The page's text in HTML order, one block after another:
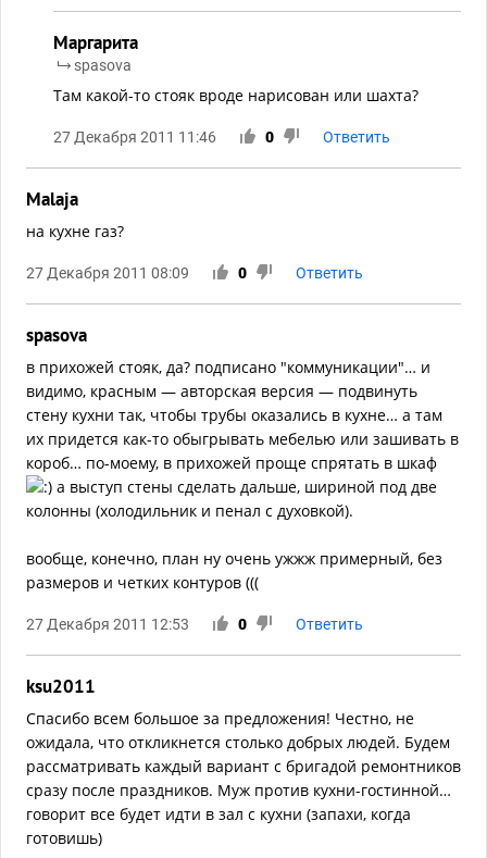
Маргарита
spasova
Там какой-то стояк вроде нарисован или шахта?
27 Декабря 2011 11:46 0 Ответить
Malaja
на кухне газ?
27 Декабря 2011 08:09 0 Ответить
spasova
в прихожей стояк, да? подписано "коммуникации"… и
видимо, красным — авторская версия — подвинуть
стену кухни так, чтобы трубы оказались в кухне… а там
их придется как-то обыгрывать мебелью или зашивать в
короб… по-моему, в прихожей проще спрятать в шкаф
а выступ стены сделать дальше, шириной под две
колонны (холодильник и пенал с духовкой).
вообще, конечно, план ну очень ужжж примерный, без
размеров и четких контуров (((
27 Декабря 2011 12:53 0 Ответить
ksu2011
Спасибо всем большое за предложения! Честно, не
ожидала, что откликнется столько добрых людей. Будем
рассматривать каждый вариант с бригадой ремонтников
сразу после праздников. Муж против кухни-гостинной…
говорит все будет идти в зал с кухни (запахи, когда
готовишь)